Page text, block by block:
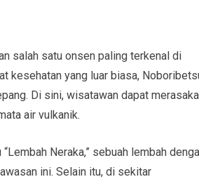
salah satu onsen paling terkenal di
kesehatan yang luar biasa,
Di sini, wisatawan dapat
air vulkanik.
Neraka,” sebuah lembah
ini. Selain itu, di sekitar